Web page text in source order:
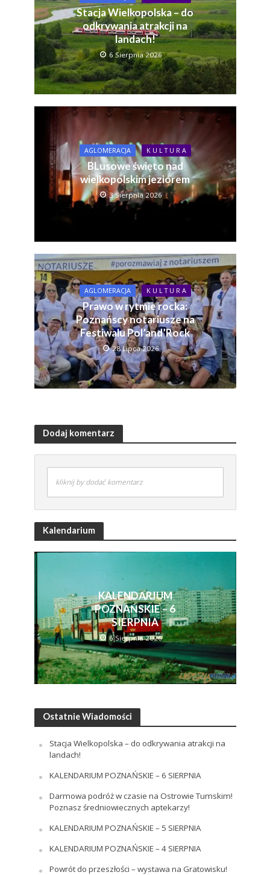
Stacja Wielkopolska – do
odkrywania atrakcji na
landach!
6 Sierpnia 2026
AGLOMERACJA K U L T U R A
BLusowe święto nad
wielkopolskim jeziorem
3 Sierpnia 2026
AGLOMERACJA K U L T U R A
Prawo w rytmie rocka:
Poznańscy notariusze na
Festiwalu Pol’and’Rock
28 Lipca 2026
Dodaj komentarz
kliknij by dodać komentarz
Kalendarium
KALENDARIUM
POZNAŃSKIE – 6
SIERPNIA
6 Sierpnia 2026
Ostatnie Wiadomości
Stacja Wielkopolska – do odkrywania atrakcji na
landach!
KALENDARIUM POZNAŃSKIE – 6 SIERPNIA
Darmowa podróż w czasie na Ostrowie Tumskim!
Poznasz średniowiecznych aptekarzy!
KALENDARIUM POZNAŃSKIE – 5 SIERPNIA
KALENDARIUM POZNAŃSKIE – 4 SIERPNIA
Powrót do przeszłości – wystawa na Gratowisku!